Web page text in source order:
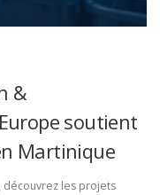
&
soutient
Martinique
découvrez les projets